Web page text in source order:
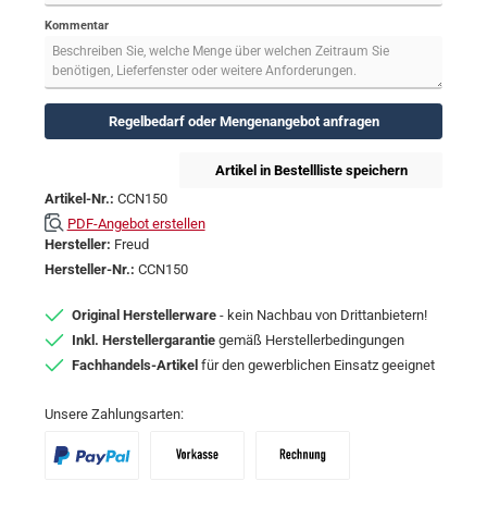
Kommentar
Regelbedarf oder Mengenangebot anfragen
Artikel in Bestellliste speichern
Artikel-Nr.: CCN150
PDF-Angebot erstellen
Hersteller: Freud
Hersteller-Nr.: CCN150
Original Herstellerware - kein Nachbau von Drittanbietern!
Inkl. Herstellergarantie gemäß Herstellerbedingungen
Fachhandels-Artikel für den gewerblichen Einsatz geeignet
Unsere Zahlungsarten: